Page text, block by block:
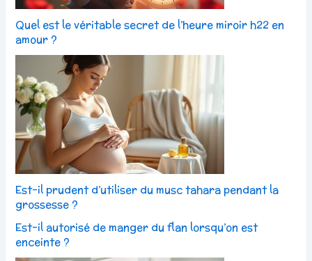
Quel est le véritable secret de l’heure miroir h22 en
amour ?
Est-il prudent d’utiliser du musc tahara pendant la
grossesse ?
Est-il autorisé de manger du flan lorsqu’on est
enceinte ?